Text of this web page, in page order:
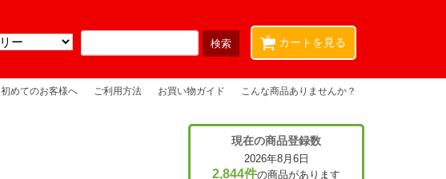
カートを見る
0
初めてのお客様へ ご利用方法 お買い物ガイド こんな商品ありませんか？
現在の商品登録数
2026年8月6日
2,844件の商品があります